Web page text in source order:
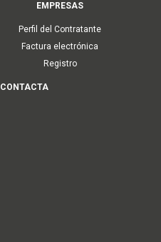
EMPRESAS
Perfil del Contratante
Factura electrónica
Registro
CONTACTA